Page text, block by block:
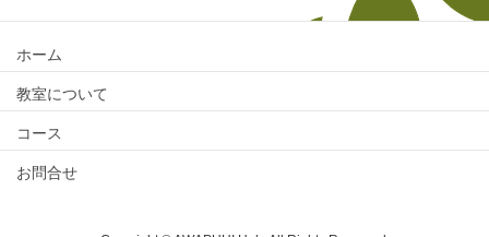
ホーム
教室について
コース
お問合せ